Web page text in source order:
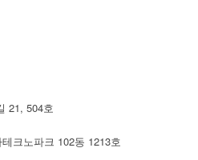
21, 504호
크노파크 102동 1213호